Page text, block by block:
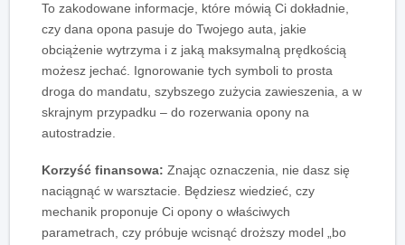
To zakodowane informacje, które mówią Ci dokładnie,
czy dana opona pasuje do Twojego auta, jakie
obciążenie wytrzyma i z jaką maksymalną prędkością
możesz jechać. Ignorowanie tych symboli to prosta
droga do mandatu, szybszego zużycia zawieszenia, a w
skrajnym przypadku – do rozerwania opony na
autostradzie.
Korzyść finansowa: Znając oznaczenia, nie dasz się
naciągnąć w warsztacie. Będziesz wiedzieć, czy
mechanik proponuje Ci opony o właściwych
parametrach, czy próbuje wcisnąć droższy model „bo